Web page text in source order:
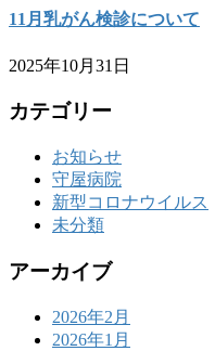
11月乳がん検診について
2025年10月31日
カテゴリー
お知らせ
守屋病院
新型コロナウイルス
未分類
アーカイブ
2026年2月
2026年1月